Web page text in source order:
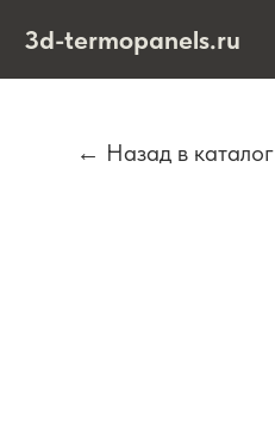
3d-termopanels.ru
← Назад в каталог